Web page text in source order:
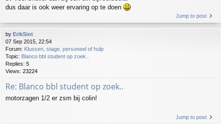
dus daar is ook weer ervaring op te doen
Jump to post
by ErikSint
07 Sep 2015, 22:54
Forum: Klussen, stage, personeel of hulp
Topic: Blanco bbl student op zoek..
Replies: 5
Views: 23224
Re: Blanco bbl student op zoek..
motorzagen 1/2 er zsm bij colin!
Jump to post